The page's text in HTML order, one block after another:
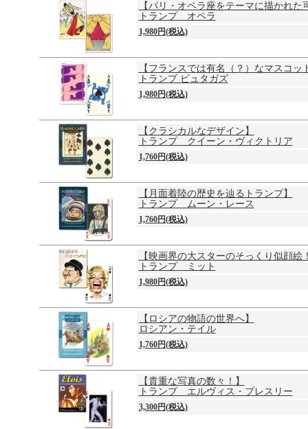
【パリ・オペラ座をテーマに描かれた
トランプ オペラ
1,980円(税込)
【フランスでは有名（？）なマスコッ
トランプ ビュタガズ
1,980円(税込)
【クラシカルなデザイン】
トランプ クイーン・ヴィクトリア
1,760円(税込)
【月面着陸の歴史を辿るトランプ】
トランプ ムーン・レース
1,760円(税込)
【映画界の大スターのそっくり似顔絵
トランプ ミット
1,980円(税込)
【ロシアの物語の世界へ】
ロシアン・テイル
1,760円(税込)
【貴重な写真の数々！】
トランプ エルヴィス・プレスリー
3,300円(税込)